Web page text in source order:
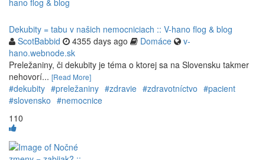
Dekubity = tabu v našich nemocniciach :: V-hano flog & blog
ScotBabbid
4355 days ago Domáce
v-
hano.webnode.sk
Preležaniny, či dekubity je téma o ktorej sa na Slovensku takmer
nehovorí... [Read More]
#dekubity #preležaniny #zdravie #zdravotníctvo #pacient
#slovensko #nemocnice
110